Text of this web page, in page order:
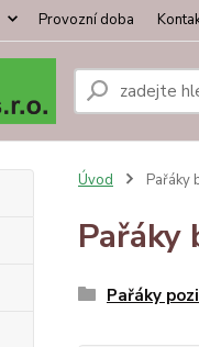
Provozní doba
Úvod Pařáky
Pařáky
Pařáky